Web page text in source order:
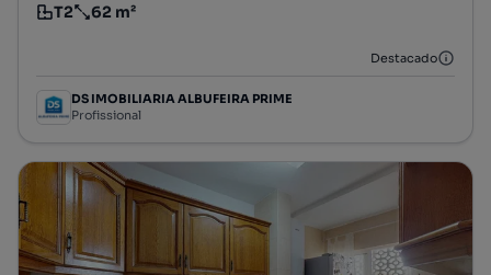
Tipologia
T2
Preço por metro quadrado
62 m²
Destacado
DS IMOBILIARIA ALBUFEIRA PRIME
Profissional